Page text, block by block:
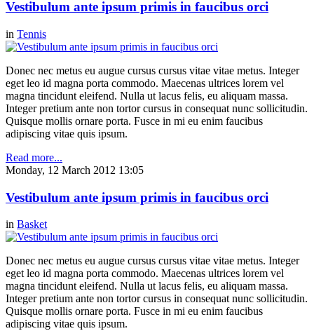
Vestibulum ante ipsum primis in faucibus orci
in Tennis
Donec nec metus eu augue cursus cursus vitae vitae metus. Integer
eget leo id magna porta commodo. Maecenas ultrices lorem vel
magna tincidunt eleifend. Nulla ut lacus felis, eu aliquam massa.
Integer pretium ante non tortor cursus in consequat nunc sollicitudin.
Quisque mollis ornare porta. Fusce in mi eu enim faucibus
adipiscing vitae quis ipsum.
Read more...
Monday, 12 March 2012 13:05
Vestibulum ante ipsum primis in faucibus orci
in Basket
Donec nec metus eu augue cursus cursus vitae vitae metus. Integer
eget leo id magna porta commodo. Maecenas ultrices lorem vel
magna tincidunt eleifend. Nulla ut lacus felis, eu aliquam massa.
Integer pretium ante non tortor cursus in consequat nunc sollicitudin.
Quisque mollis ornare porta. Fusce in mi eu enim faucibus
adipiscing vitae quis ipsum.